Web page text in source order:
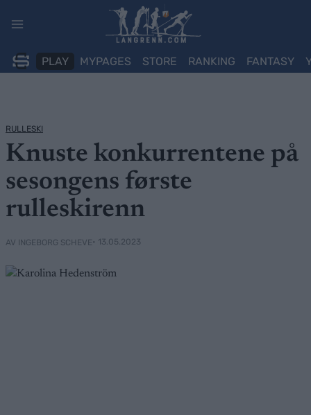
PLAY MYPAGES STORE RANKING FANTASY
RULLESKI
Knuste konkurrentene på
sesongens første
rulleskirenn
AV INGEBORG SCHEVE• 13.05.2023